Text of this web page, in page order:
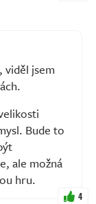
viděl jsem
Bude to
ale možná
hru.
4